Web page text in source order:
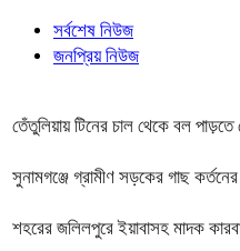
সর্বশেষ নিউজ
জনপ্রিয় নিউজ
তেঁতুলিয়ায় টিনের চাল থেকে বল পাড়তে
সুনামগঞ্জে গ্রামীণ সড়কের গাছ
শহরের জলিলপুরে ইয়াবাসহ মাদক